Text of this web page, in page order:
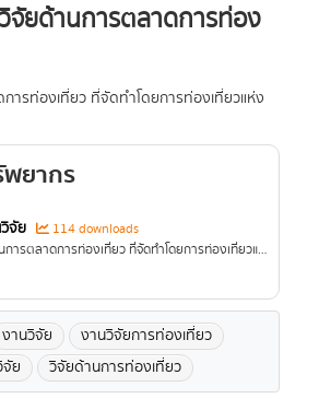
ยด้านการตลาดการท่อง
ารท่องเที่ยว ที่จัดทำโดยการท่องเที่ยวแห่ง
พยากร
จัย
114 downloads
งานวิจัยด้านการตลาดการท่องเที่ยว ที่จัดทำโดยการท่องเที่ยวแห่งประเทศไทย
งานวิจัย
งานวิจัยการท่องเที่ยว
จัย วิจัยด้านการท่องเที่ยว